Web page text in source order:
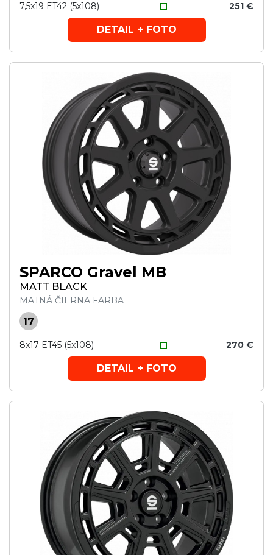
7,5x19 ET42 (5x108) 251 €
DETAIL + FOTO
SPARCO Gravel MB
MATT BLACK
MATNÁ ČIERNA FARBA
17
8x17 ET45 (5x108) 270 €
DETAIL + FOTO